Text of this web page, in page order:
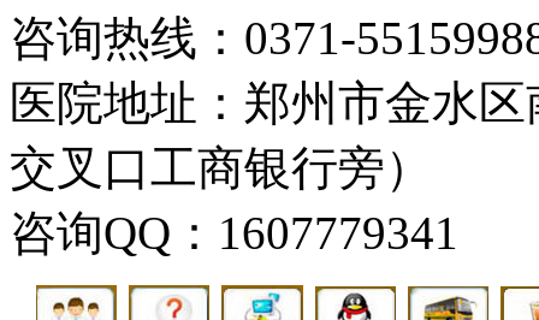
咨询热线：0371-
医院地址：郑州市金水
交叉口工商银行旁）
咨询QQ：1607779341